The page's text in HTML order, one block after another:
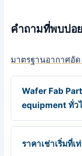
คำถามที่พบบ่อ
มาตรฐานอากาศอั
Wafer Fab
equipment ทั่ว
ราคาเช่าเริ่มที่เ